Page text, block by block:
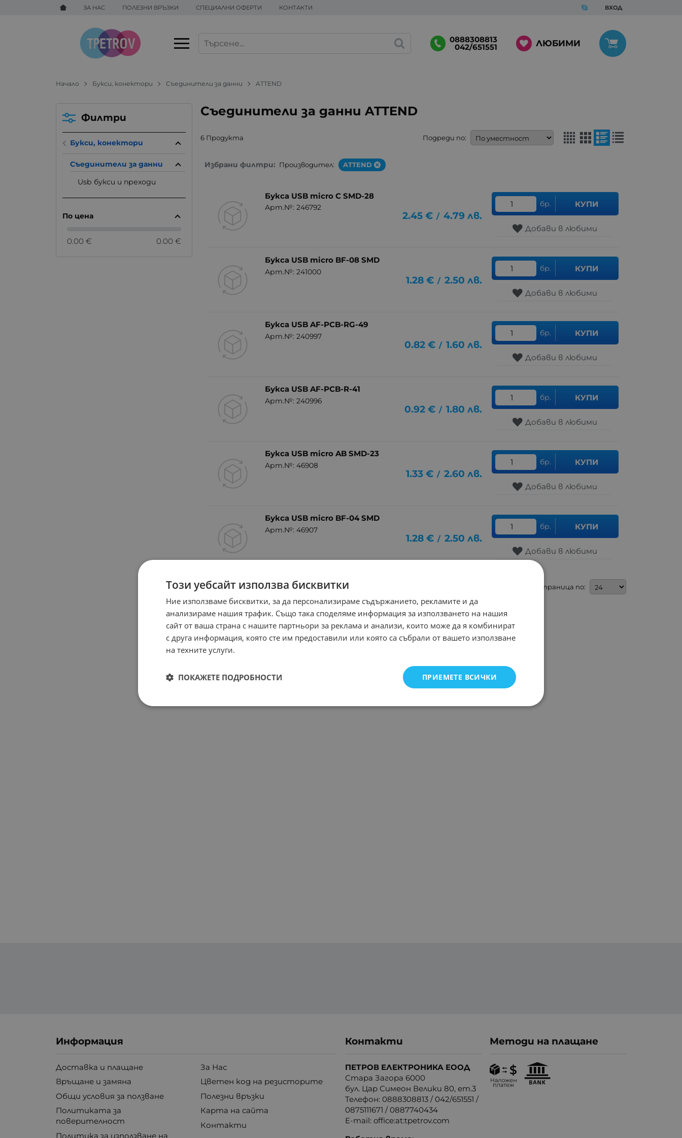
ЗА НАС ПОЛЕЗНИ ВРЪЗКИ СПЕЦИАЛНИ ОФЕРТИ КОНТАКТИ ВХОД
0888308813
042/651551 ЛЮБИМИ
Начало Букси, конектори Съединители за данни ATTEND
Съединители за данни ATTEND
6 Продукта Подреди по:
Избрани филтри: Производител: ATTEND
Букса USB micro C SMD-28
Арт.№: 246792
2.45 € / 4.79 лв.
бр. КУПИ
Добави в любими
Букса USB micro BF-08 SMD
Арт.№: 241000
1.28 € / 2.50 лв.
бр. КУПИ
Добави в любими
Букса USB AF-PCB-RG-49
Арт.№: 240997
0.82 € / 1.60 лв.
бр. КУПИ
Добави в любими
Букса USB AF-PCB-R-41
Арт.№: 240996
0.92 € / 1.80 лв.
бр. КУПИ
Добави в любими
Букса USB micro AB SMD-23
Арт.№: 46908
1.33 € / 2.60 лв.
бр. КУПИ
Добави в любими
Букса USB micro BF-04 SMD
Арт.№: 46907
1.28 € / 2.50 лв.
бр. КУПИ
Добави в любими
На страница по:
Филтри
Букси, конектори
Съединители за данни
Usb букси и преходи
По цена
0.00 € 0.00 €
Информация
Доставка и плащане
Връщане и замяна
Общи условия за ползване
Политиката за
поверителност
Политика за използване на
За Нас
Цветен код на резисторите
Полезни връзки
Карта на сайта
Контакти
Контакти
ПЕТРОВ ЕЛЕКТРОНИКА ЕООД
Стара Загора 6000
бул. Цар Симеон Велики 80, ет.3
Телефон:0888308813 /042/651551 /
0875111671 /0887740434
E-mail:office:at:tpetrov.com
Методи на плащане
Този уебсайт използва бисквитки
Ние използваме бисквитки, за да персонализираме съдържанието, рекламите и да
анализираме нашия трафик. Също така споделяме информация за използването на нашия
сайт от ваша страна с нашите партньори за реклама и анализи, които може да я комбинират
с друга информация, която сте им предоставили или която са събрали от вашето използване
на техните услуги.
ПРИЕМЕТЕ ВСИЧКИ
ПОКАЖЕТЕ ПОДРОБНОСТИ